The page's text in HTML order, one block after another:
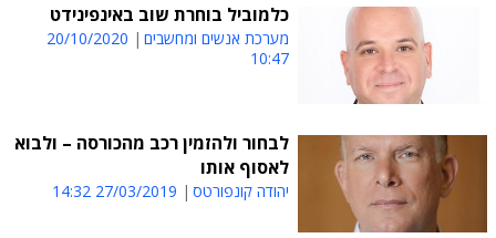
כלמוביל בוחרת שוב באינפינידט
מערכת אנשים ומחשבים
20/10/2020
10:47
לבחור ולהזמין רכב מהכורסה – ולבוא
לאסוף אותו
יהודה קונפורטס 27/03/2019 14:32